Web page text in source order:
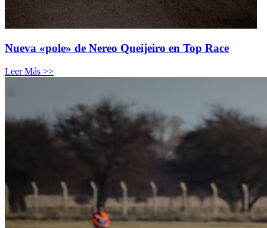
Nueva «pole» de Nereo Queijeiro en Top Race
Leer Más >>